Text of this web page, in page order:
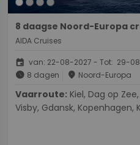
8 daagse Noord-Europa
AIDA Cruises
event van: 22-08-2027 - Tot: 29-
schedule 8 dagen place Noord-Europa
Vaarroute:
Visby, Gdansk, Kopenhagen,